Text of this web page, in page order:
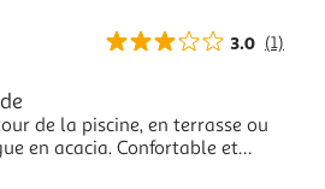
3.0 (1)
de la piscine, en terrasse ou
en acacia. Confortable et
pourrez